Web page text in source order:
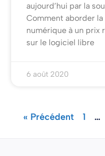
aujourd’hui par la
Comment aborder
numérique à un prix
sur le logiciel libre
6 août 2020
« Précédent 1 …